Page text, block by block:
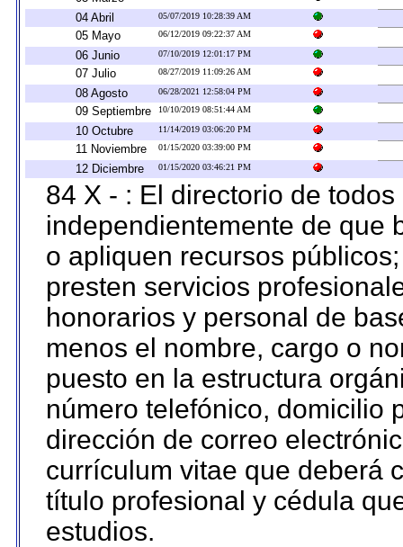
04 Abril 05/07/2019 10:28:39 AM
05 Mayo 06/12/2019 09:22:37 AM
06 Junio 07/10/2019 12:01:17 PM
07 Julio 08/27/2019 11:09:26 AM
08 Agosto 06/28/2021 12:58:04 PM
09 Septiembre 10/10/2019 08:51:44 AM
10 Octubre 11/14/2019 03:06:20 PM
11 Noviembre 01/15/2020 03:39:00 PM
12 Diciembre 01/15/2020 03:46:21 PM
84 X - : El directorio de
independientemente de que
o apliquen recursos
presten servicios
honorarios y personal de
menos el nombre, cargo o
puesto en la estructura
número telefónico, domicilio
dirección de correo
currículum vitae que deberá
título profesional y cédula
estudios.